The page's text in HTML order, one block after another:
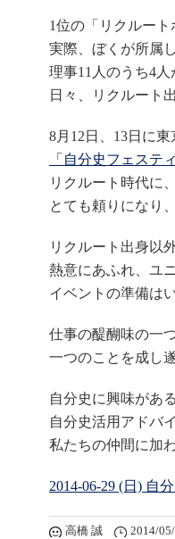
1位の「リクルート
実際、ぼくが所属
理事11人のうち4人
日々、リクルート
8月12日、13日に
「自分史フェステ
リクルート時代に
とても頼りになり
リクルート出身以
熱意にあふれ、ユ
イベントの準備は
仕事の醍醐味の一
一つのことを成し
自分史に興味があ
自分史活用アドバ
私たちの仲間に加
2014-06-29 (日) 自
高橋 誠 2014/